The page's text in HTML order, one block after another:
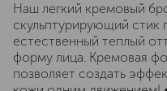
Наш легкий кремовый
скульптурирующий стик
естественный теплый
форму лица. Кремовая
позволяет создать